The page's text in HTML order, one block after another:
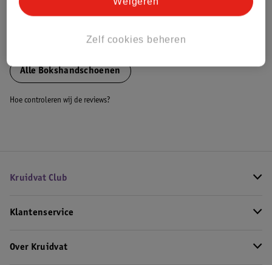
Alle Bokshandschoenen
Hoe controleren wij de reviews?
Kruidvat Club
Klantenservice
Over Kruidvat
Zelf cookies beheren